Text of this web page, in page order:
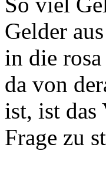
Gelder
in die rosa
da von
ist, ist das
Frage zu